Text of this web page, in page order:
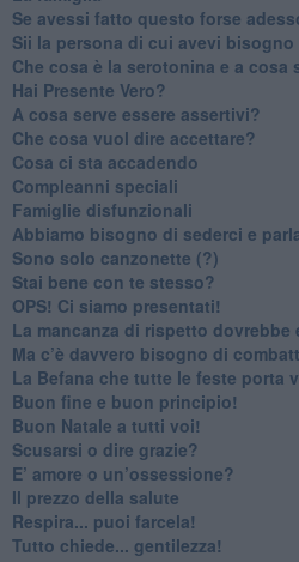
​Se avessi fatto questo forse
​Sii la persona di cui avevi bisogno
Che cosa è la serotonina e a cosa
​Hai Presente Vero?
A cosa serve essere assertivi?
​Che cosa vuol dire accettare?
​Cosa ci sta accadendo
​Compleanni speciali
​Famiglie disfunzionali
​Abbiamo bisogno di sederci e
Sono solo canzonette (?)
​Stai bene con te stesso?
​OPS! Ci siamo presentati!
​La mancanza di rispetto dovrebbe
​Ma c’è davvero bisogno di
​La Befana che tutte le feste porta
Buon fine e buon principio!
​Buon Natale a tutti voi!
​Scusarsi o dire grazie?
​E’ amore o un’ossessione?
​Il prezzo della salute
​Respira... puoi farcela!
​Tutto chiede... gentilezza!